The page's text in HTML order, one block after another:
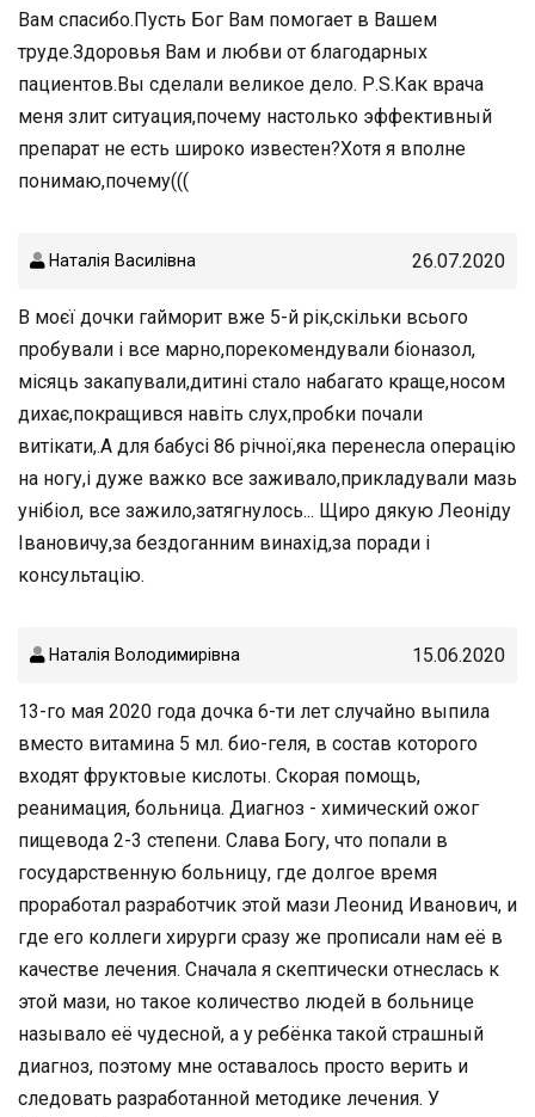
Вам спасибо.Пусть Бог Вам помогает в Вашем
труде.Здоровья Вам и любви от благодарных
пациентов.Вы сделали великое дело. Р.S.Как врача
меня злит ситуация,почему настолько эффективный
препарат не есть широко известен?Хотя я вполне
понимаю,почему(((
Наталія Василівна 26.07.2020
В моєї дочки гайморит вже 5-й рік,скільки всього
пробували і все марно,порекомендували біоназол,
місяць закапували,дитині стало набагато краще,носом
дихає,покращився навіть слух,пробки почали
витікати,.А для бабусі 86 річної,яка перенесла операцію
на ногу,і дуже важко все заживало,прикладували мазь
унібіол, все зажило,затягнулось... Щиро дякую Леоніду
Івановичу,за бездоганним винахід,за поради і
консультацію.
Наталія Володимирівна 15.06.2020
13-го мая 2020 года дочка 6-ти лет случайно выпила
вместо витамина 5 мл. био-геля, в состав которого
входят фруктовые кислоты. Скорая помощь,
реанимация, больница. Диагноз - химический ожог
пищевода 2-3 степени. Слава Богу, что попали в
государственную больницу, где долгое время
проработал разработчик этой мази Леонид Иванович, и
где его коллеги хирурги сразу же прописали нам её в
качестве лечения. Сначала я скептически отнеслась к
этой мази, но такое количество людей в больнице
называло её чудесной, а у ребёнка такой страшный
диагноз, поэтому мне оставалось просто верить и
следовать разработанной методике лечения. У